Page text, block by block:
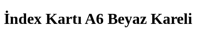
İndex Kartı A6 Beyaz Kareli